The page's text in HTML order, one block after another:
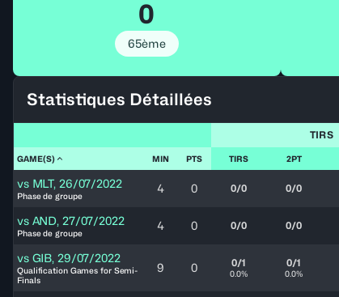
0
65ème
Statistiques Détaillées
TIRS
GAME(S) MIN PTS TIRS 2PT
vs MLT, 26/07/2022
Phase de groupe
4 0 0/0 0/0
vs AND, 27/07/2022
Phase de groupe
4 0 0/0 0/0
vs GIB, 29/07/2022
Qualification Games for Semi-
Finals
9 0 0/1
0.0%
0/1
0.0%